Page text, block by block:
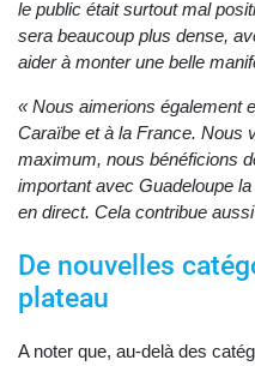
le public était surtout mal
sera beaucoup plus dense,
aider à monter une belle
« Nous aimerions également
Caraïbe et à la France. Nous
maximum, nous bénéficions
important avec Guadeloupe
en direct. Cela contribue
De nouvelles
plateau
A noter que, au-delà des